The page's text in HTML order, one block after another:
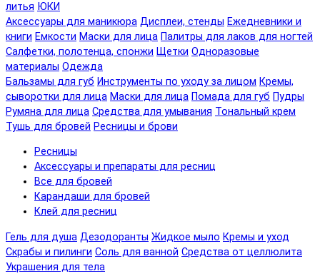
литья ЮКИ
Аксессуары для маникюра Дисплеи, стенды Ежедневники и
книги Емкости Маски для лица Палитры для лаков для ногтей
Салфетки, полотенца, спонжи Щетки Одноразовые
материалы Одежда
Бальзамы для губ Инструменты по уходу за лицом Кремы,
сыворотки для лица Маски для лица Помада для губ Пудры
Румяна для лица Средства для умывания Тональный крем
Тушь для бровей Ресницы и брови
Ресницы
Аксессуары и препараты для ресниц
Все для бровей
Карандаши для бровей
Клей для ресниц
Гель для душа Дезодоранты Жидкое мыло Кремы и уход
Скрабы и пилинги Соль для ванной Средства от целлюлита
Украшения для тела